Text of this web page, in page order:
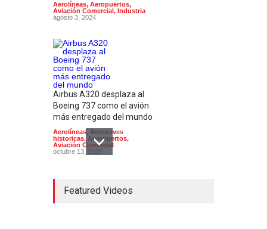
Aerolíneas, Aeropuertos,
Aviación Comercial , Industria
agosto 3, 2024
Airbus A320 desplaza al
Boeing 737 como el avión
más entregado del mundo
Aerolíneas, Aeronaves
historicas, Aeropuertos,
Aviación Comercial
octubre 13, 2025
Featured Videos